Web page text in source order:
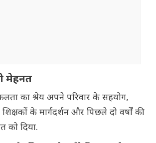
मेहनत
का श्रेय अपने परिवार के सहयोग,
के मार्गदर्शन और पिछले दो वर्षों की
को दिया.